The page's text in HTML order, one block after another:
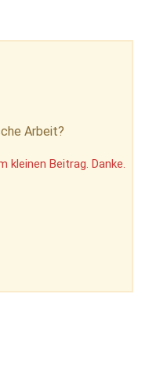
Arbeit?
kleinen Beitrag. Danke.